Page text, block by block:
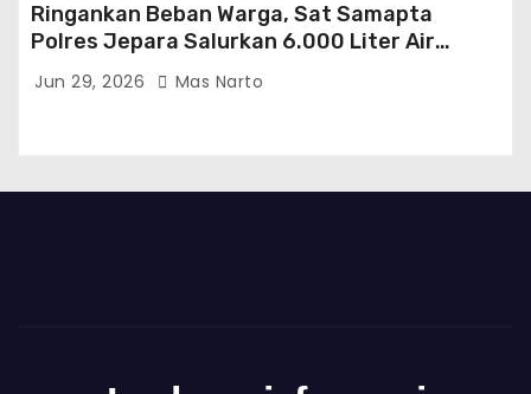
Ringankan Beban Warga, Sat Samapta
Polres Jepara Salurkan 6.000 Liter Air
Bersih di Kedungmalang
Jun 29, 2026 Mas Narto